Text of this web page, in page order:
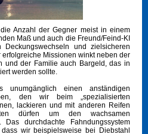
Anzahl der Gegner meist in einem
Maß und auch die Freund/Feind-KI
Deckungswechseln und zielsicheren
erfolgreiche Missionen winkt neben der
und der Familie auch Bargeld, das in
werden sollte.
einen anständigen
den wir beim „spezialisierten
lackieren und mit anderen Reifen
dürfen um den wachsamen
Das durchdachte Fahndungssystem
wir beispielsweise bei Diebstahl